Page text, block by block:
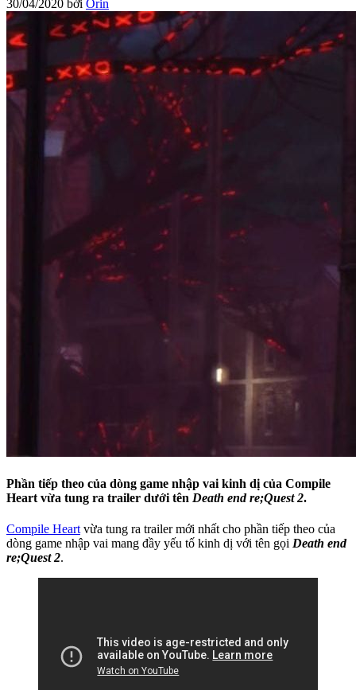
30/04/2020 bởi Orin
Phần tiếp theo của dòng game nhập vai kinh dị của Compile
Heart vừa tung ra trailer dưới tên Death end re;Quest 2.
Compile Heartvừa tung ra trailer mới nhất cho phần tiếp theo của
dòng game nhập vai mang đầy yếu tố kinh dị với tên gọi Death end
re;Quest 2.